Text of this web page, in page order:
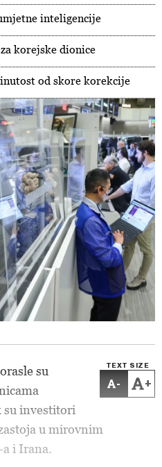
inteligencije
korejske dionice
od skore korekcije
TEXT SIZE
- +
su
su investitori
u mirovnim
i Irana.